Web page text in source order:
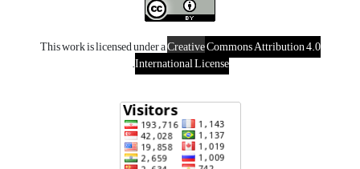
This work is licensed under aCreativeCommons Attribution 4.0
International License
.